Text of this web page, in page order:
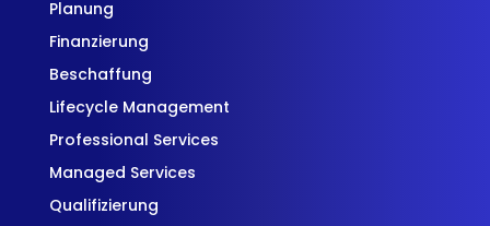
Planung
Finanzierung
Beschaffung
Lifecycle Management
Professional Services
Managed Services
Qualifizierung